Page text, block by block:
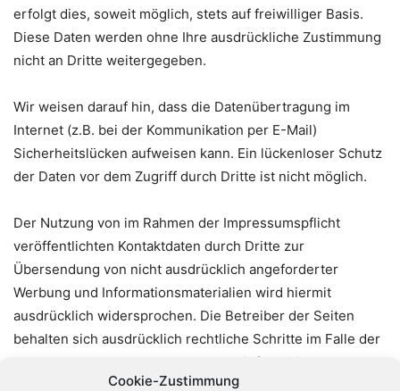
erfolgt dies, soweit möglich, stets auf freiwilliger Basis.
Diese Daten werden ohne Ihre ausdrückliche Zustimmung
nicht an Dritte weitergegeben.
Wir weisen darauf hin, dass die Datenübertragung im
Internet (z.B. bei der Kommunikation per E-Mail)
Sicherheitslücken aufweisen kann. Ein lückenloser Schutz
der Daten vor dem Zugriff durch Dritte ist nicht möglich.
Der Nutzung von im Rahmen der Impressumspflicht
veröffentlichten Kontaktdaten durch Dritte zur
Übersendung von nicht ausdrücklich angeforderter
Werbung und Informationsmaterialien wird hiermit
ausdrücklich widersprochen. Die Betreiber der Seiten
behalten sich ausdrücklich rechtliche Schritte im Falle der
unverlangten Zusendung von Werbeinformationen, etwa
durch Spam-Mails, vor.Cookie-Zustimmung